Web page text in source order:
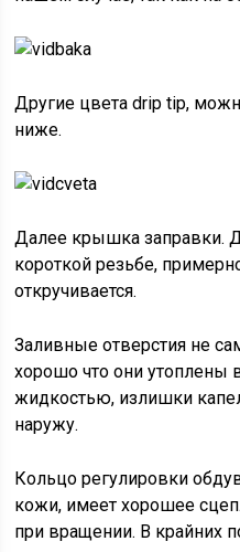
Другие цвета drip tip,
ниже.
Далее крышка заправки.
короткой резьбе,
откручивается.
Заливные отверстия не
хорошо что они утоплены
жидкостью, излишки
наружу.
Кольцо регулировки
кожи, имеет хорошее
при вращении. В крайних